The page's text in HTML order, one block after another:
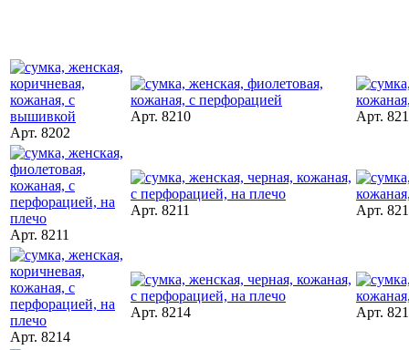
Арт. 8202
Арт. 8210 Арт.
Арт. 8211
Арт. 8211 Арт.
Арт. 8214
Арт. 8214 Арт.